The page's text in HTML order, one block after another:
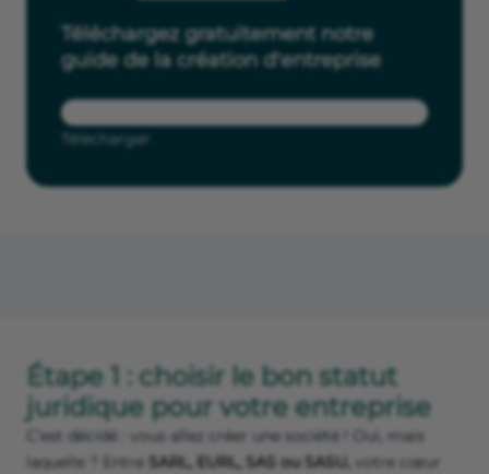
Téléchargez gratuitement notre
guide de la création d'entreprise
Télécharger
Étape 1 : choisir le bon statut
juridique pour votre entreprise
C’est décidé : vous allez créer une société ! Oui, mais
laquelle ? Entre SARL, EURL, SAS ou SASU, votre cœur